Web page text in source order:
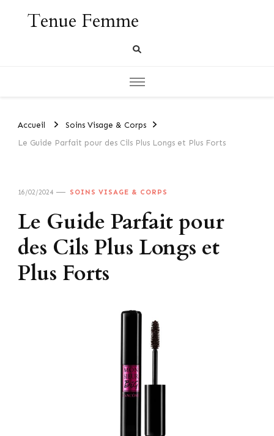
Tenue Femme
Accueil
Soins Visage & Corps
Le Guide Parfait pour des Cils Plus Longs et Plus Forts
16/02/2024 SOINS VISAGE & CORPS
Le Guide Parfait pour
des Cils Plus Longs et
Plus Forts